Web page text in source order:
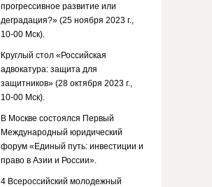
прогрессивное развитие или
деградация?» (25 ноября 2023 г.,
10-00 Мск).
Круглый стол «Российская
адвокатура: защита для
защитников» (28 октября 2023 г.,
10-00 Мск).
В Москве состоялся Первый
Международный юридический
форум «Единый путь: инвестиции и
право в Азии и России».
4 Всероссийский молодежный